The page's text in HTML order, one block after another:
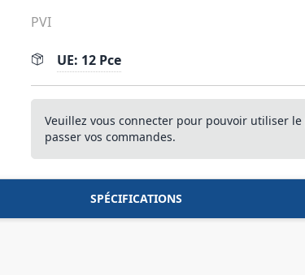
PVI
UE: 12 Pce
Veuillez vous connecter pour pouvoir utiliser
passer vos commandes.
SPÉCIFICATIONS